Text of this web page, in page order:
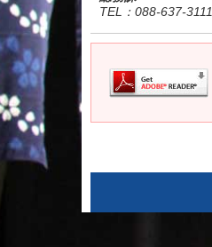
TEL
：088-637-3111